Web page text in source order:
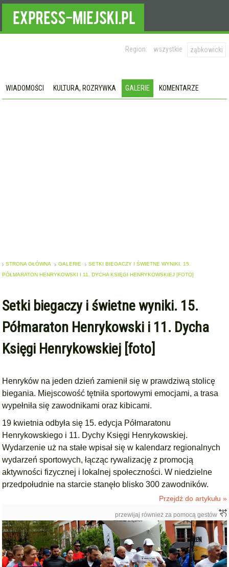
Region: wszystkie ząbkowicki
WIADOMOŚCI KULTURA, ROZRYWKA GALERIE KOMENTARZE
STRONA GŁÓWNA GALERIE
SETKI BIEGACZY I ŚWIETNE WYNIKI. 15.
PÓŁMARATON HENRYKOWSKI I 11. DYCHA KSIĘGI HENRYKOWSKIEJ [FOTO]
Setki biegaczy i świetne wyniki. 15.
Półmaraton Henrykowski i 11. Dycha
Księgi Henrykowskiej [foto]
Henryków na jeden dzień zamienił się w prawdziwą stolicę
biegania. Miejscowość tętniła sportowymi emocjami, a trasa
wypełniła się zawodnikami oraz kibicami.
19 kwietnia odbyła się 15. edycja Półmaratonu
Henrykowskiego i 11. Dychy Księgi Henrykowskiej.
Wydarzenie uż na stałe wpisał się w kalendarz regionalnych
wydarzeń sportowych, łącząc rywalizację z promocją
aktywności fizycznej i lokalnej społeczności. W niedzielne
przedpołudnie na starcie stanęło blisko 300 zawodników.
Przejdź do artykułu »
przewijaj również za pomocą gestów